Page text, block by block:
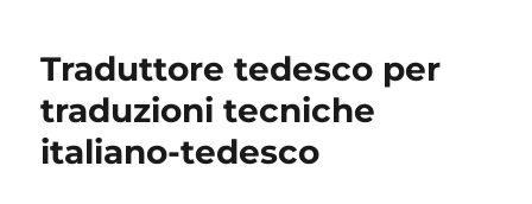
Traduttore tedesco per
traduzioni tecniche
italiano-tedesco